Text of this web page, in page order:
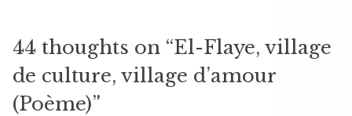
44 thoughts on “El-Flaye, village
de culture, village d’amour
(Poème)”